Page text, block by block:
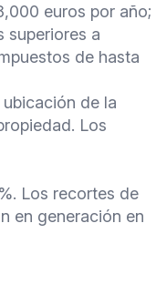
euros por año;
superiores a
de hasta
de la
Los
Los recortes de
en generación en